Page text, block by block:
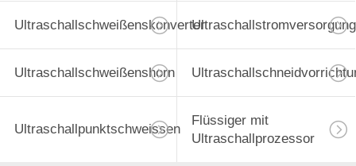
UltraschallschweißenskonverterUltraschallstromversorgung
Ultraschallschweißenshorn
Ultraschallpunktschweissen
Flüssiger mit
Ultraschallprozessor